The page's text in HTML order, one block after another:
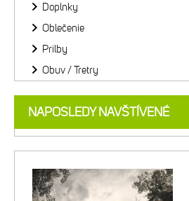
Doplnky
Oblečenie
Prilby
Obuv / Tretry
NAPOSLEDY NAVŠTÍVENÉ